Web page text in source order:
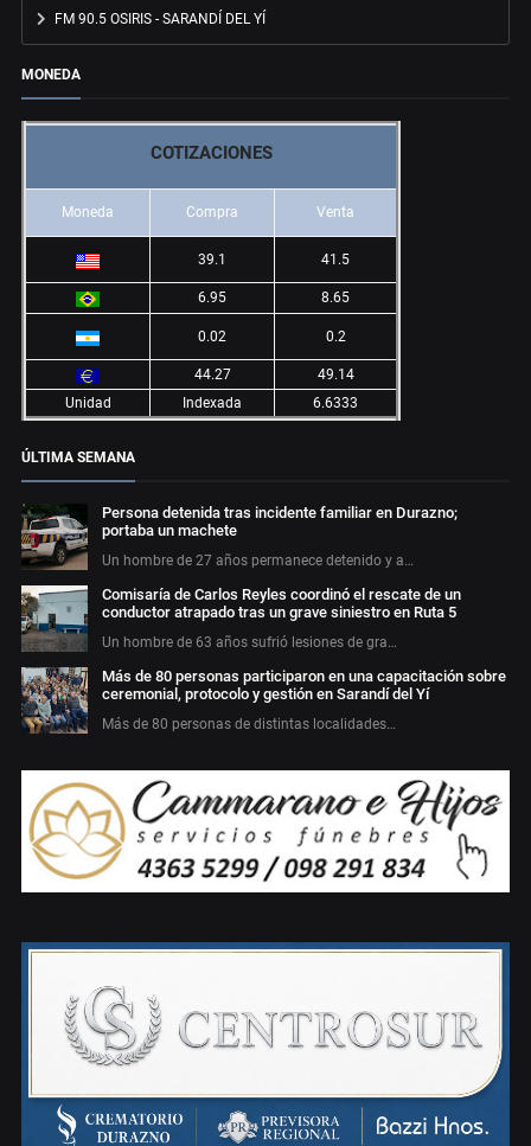
FM 90.5 OSIRIS - SARANDÍ DEL YÍ
MONEDA
COTIZACIONES
Moneda Compra Venta
39.1 41.5
6.95 8.65
0.02 0.2
44.27
49.14
Unidad
Indexada 6.6333
ÚLTIMA SEMANA
Persona detenida tras incidente familiar en Durazno;
portaba un machete
Un hombre de 27 años permanece detenido y a…
Comisaría de Carlos Reyles coordinó el rescate de un
conductor atrapado tras un grave siniestro en Ruta 5
Un hombre de 63 años sufrió lesiones de gra…
Más de 80 personas participaron en una capacitación sobre
ceremonial, protocolo y gestión en Sarandí del Yí
Más de 80 personas de distintas localidades…